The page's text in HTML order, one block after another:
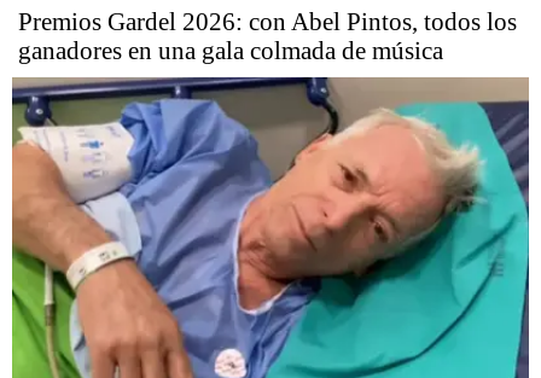
Premios Gardel 2026: con Abel Pintos, todos los
ganadores en una gala colmada de música